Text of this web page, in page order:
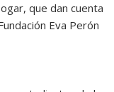
que dan cuenta
Eva Perón